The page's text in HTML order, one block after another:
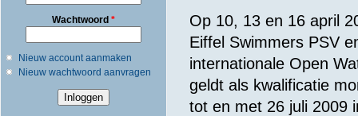
Wachtwoord *
Nieuw account aanmaken
Nieuw wachtwoord aanvragen
Op 10, 13 en 16 april
Eiffel Swimmers PSV
internationale Open
geldt als kwalificatie
tot en met 26 juli 2009